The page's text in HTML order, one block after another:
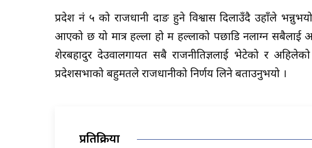
प्रदेश नं ५ को राजधानी दाङ हुने विश्वास दिलाउँदै उहाँले
आएको छ यो मात्र हल्ला हो म हल्लाको पछाडि नलाग्न सबैलाई
शेरबहादुर देउवालगायत सबै राजनीतिज्ञलाई भेटेको र
प्रदेशसभाको बहुमतले राजधानीको निर्णय लिने बताउनुभयो ।
प्रतिक्रिया